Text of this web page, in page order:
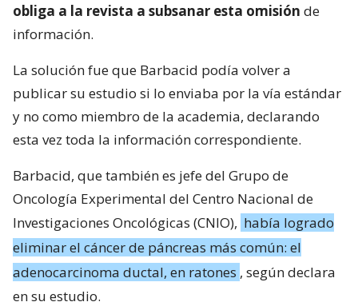
obliga a la revista a subsanar esta omisión de
información.
La solución fue que Barbacid podía volver a
publicar su estudio si lo enviaba por la vía estándar
y no como miembro de la academia, declarando
esta vez toda la información correspondiente.
Barbacid, que también es jefe del Grupo de
Oncología Experimental del Centro Nacional de
Investigaciones Oncológicas (CNIO), había logrado
eliminar el cáncer de páncreas más común: el
adenocarcinoma ductal, en ratones , según declara
en su estudio.